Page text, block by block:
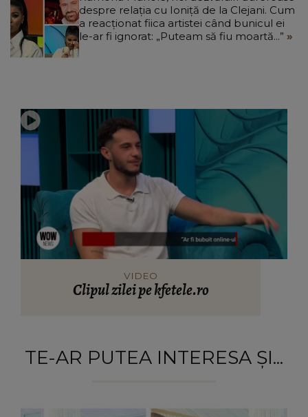
despre relația cu Ioniță de la Clejani. Cum
a reacționat fiica artistei când bunicul ei
le-ar fi ignorat: „Puteam să fiu moartă...”
VIDEO
Clipul zilei pe kfetele.ro
TE-AR PUTEA INTERESA ȘI...